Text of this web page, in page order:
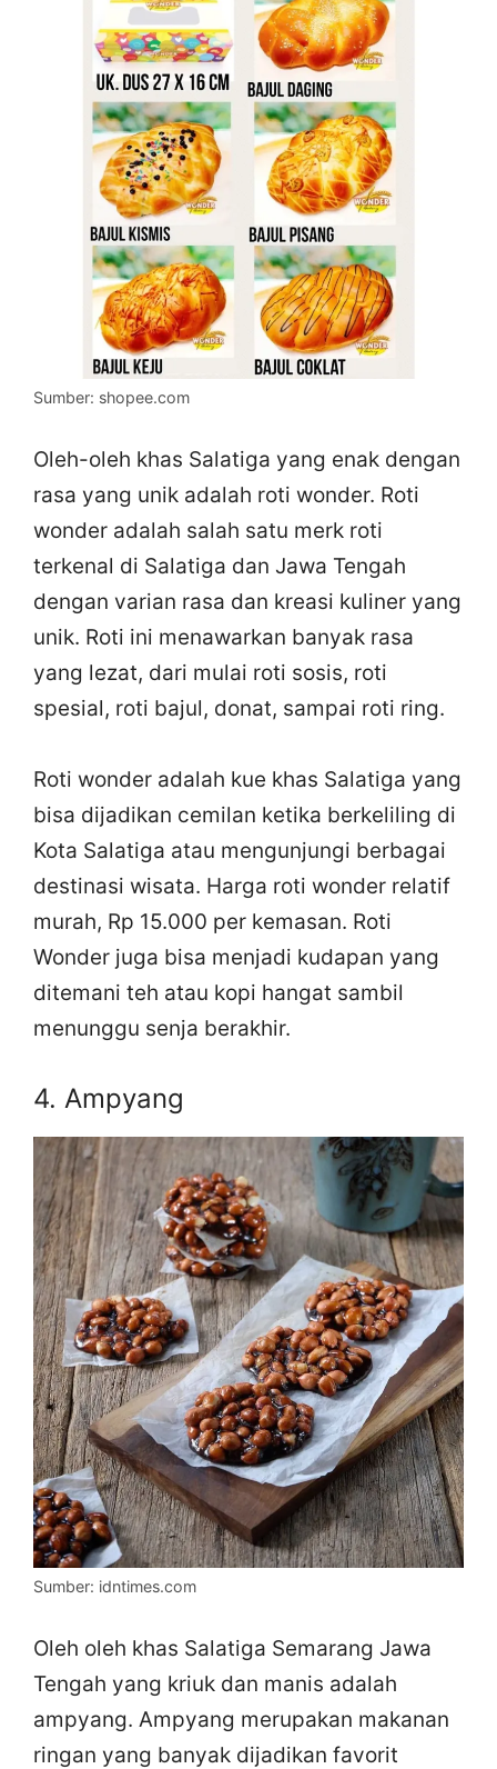
Sumber: shopee.com
Oleh-oleh khas Salatiga yang enak dengan
rasa yang unik adalah roti wonder. Roti
wonder adalah salah satu merk roti
terkenal di Salatiga dan Jawa Tengah
dengan varian rasa dan kreasi kuliner yang
unik. Roti ini menawarkan banyak rasa
yang lezat, dari mulai roti sosis, roti
spesial, roti bajul, donat, sampai roti ring.
Roti wonder adalah kue khas Salatiga yang
bisa dijadikan cemilan ketika berkeliling di
Kota Salatiga atau mengunjungi berbagai
destinasi wisata. Harga roti wonder relatif
murah, Rp 15.000 per kemasan. Roti
Wonder juga bisa menjadi kudapan yang
ditemani teh atau kopi hangat sambil
menunggu senja berakhir.
4. Ampyang
Sumber: idntimes.com
Oleh oleh khas Salatiga Semarang Jawa
Tengah yang kriuk dan manis adalah
ampyang. Ampyang merupakan makanan
ringan yang banyak dijadikan favorit